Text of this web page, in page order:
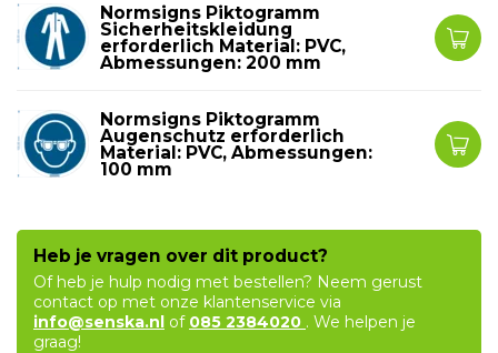
Normsigns Piktogramm
Sicherheitskleidung
erforderlich Material: PVC,
Abmessungen: 200 mm
Normsigns Piktogramm
Augenschutz erforderlich
Material: PVC, Abmessungen:
100 mm
Heb je vragen over dit product?
Of heb je hulp nodig met bestellen? Neem gerust
contact op met onze klantenservice via
info@senska.nl of 085 2384020 . We helpen je
graag!